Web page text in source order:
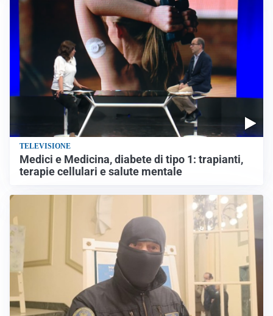
TELEVISIONE
Medici e Medicina, diabete di tipo 1: trapianti,
terapie cellulari e salute mentale